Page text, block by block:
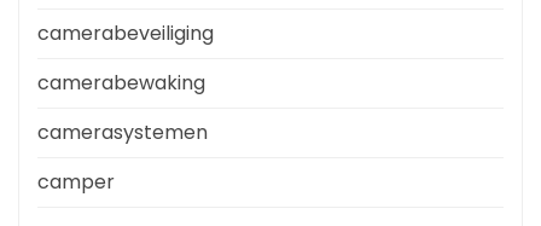
camerabeveiliging
camerabewaking
camerasystemen
camper